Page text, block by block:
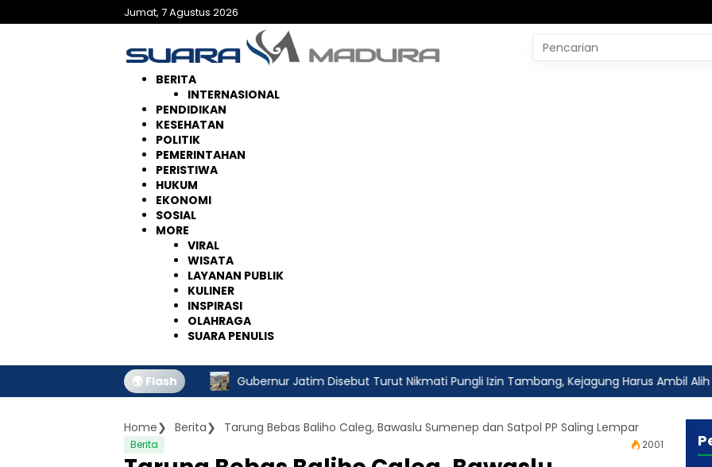
ke
Jumat, 7 Agustus 2026
Pencarian
untuk:
BERITA
INTERNASIONAL
PENDIDIKAN
KESEHATAN
POLITIK
PEMERINTAHAN
PERISTIWA
HUKUM
EKONOMI
SOSIAL
MORE
VIRAL
WISATA
LAYANAN PUBLIK
KULINER
INSPIRASI
OLAHRAGA
SUARA PENULIS
🌍 Flash
Gubernur Jatim Disebut Turut Nikmati Pungli Izin Tambang, Kejagung Harus Ambil Alih Fakta
Home Berita Tarung Bebas Baliho Caleg, Bawaslu Sumenep dan Satpol PP Saling Lempar
Berita 2001